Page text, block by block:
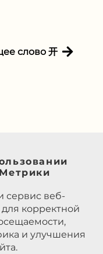
слово 开
сервис веб-
корректной
и улучшения